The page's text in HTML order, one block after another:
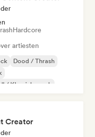
Hardcore
artiesten
Dood / Thrash
/ Klassieke rock
Creator